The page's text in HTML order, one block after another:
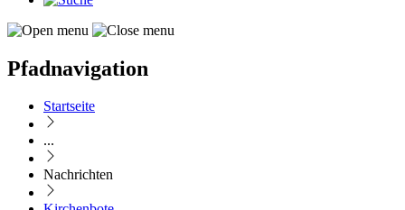
Pfadnavigation
Startseite
...
Nachrichten